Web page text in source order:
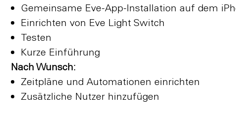
Gemeinsame Eve-App-Installation auf dem
Einrichten von Eve Light Switch
Testen
Kurze Einführung
Nach Wunsch:
Zeitpläne und Automationen einrichten
Zusätzliche Nutzer hinzufügen